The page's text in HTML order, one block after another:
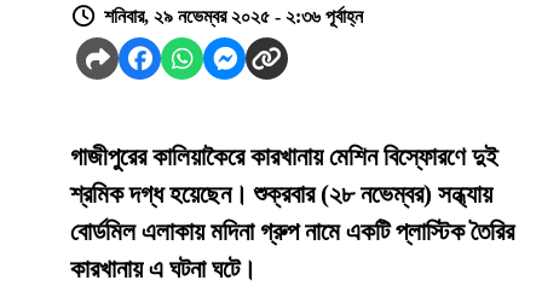
শনিবার, ২৯ নভেম্বর ২০২৫ - ২:৩৬ পূর্বাহ্ন
গাজীপুরের কালিয়াকৈরে কারখানায় মেশিন বিস্ফোরণে দুই
শ্রমিক দগ্ধ হয়েছেন। শুক্রবার (২৮ নভেম্বর) সন্ধ্যায়
বোর্ডমিল এলাকায় মদিনা গ্রুপ নামে একটি প্লাস্টিক তৈরির
কারখানায় এ ঘটনা ঘটে।